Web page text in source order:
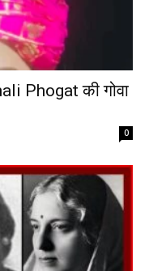
Phogat की गोवा
0